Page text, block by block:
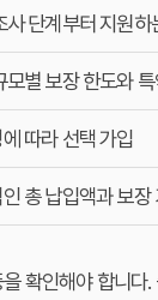
사 단계부터 지원하
모별 보장 한도와
따라 선택 가입
총 납입액과 보장
확인해야 합니다